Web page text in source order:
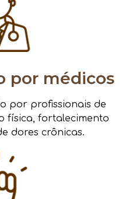
por médicos
por profissionais de
física, fortalecimento
dores crônicas.